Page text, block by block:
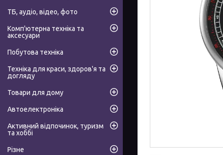
ТБ, аудіо, відео, фото
Комп'ютерна техніка та
аксесуари
Побутова техніка
Техніка для краси, здоров'я та
догляду
Товари для дому
Автоелектроніка
Активний відпочинок, туризм
та хоббі
Різне